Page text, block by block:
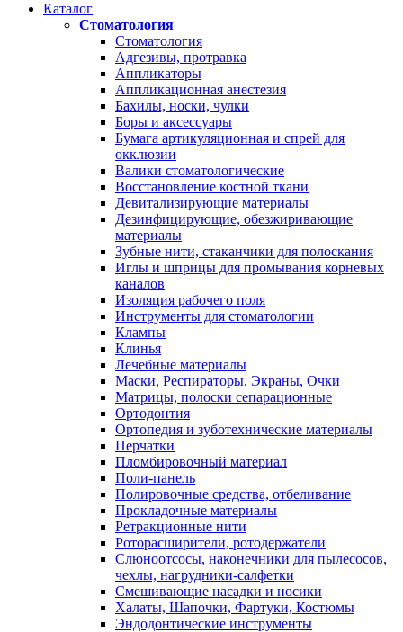
Каталог
Стоматология
Стоматология
Адгезивы, протравка
Аппликаторы
Аппликационная анестезия
Бахилы, носки, чулки
Боры и аксессуары
Бумага артикуляционная и спрей для
окклюзии
Валики стоматологические
Восстановление костной ткани
Девитализирующие материалы
Дезинфицирующие, обезжиривающие
материалы
Зубные нити, стаканчики для полоскания
Иглы и шприцы для промывания корневых
каналов
Изоляция рабочего поля
Инструменты для стоматологии
Клампы
Клинья
Лечебные материалы
Маски, Респираторы, Экраны, Очки
Матрицы, полоски сепарационные
Ортодонтия
Ортопедия и зуботехнические материалы
Перчатки
Пломбировочный материал
Поли-панель
Полировочные средства, отбеливание
Прокладочные материалы
Ретракционные нити
Роторасширители, ротодержатели
Слюноотсосы, наконечники для пылесосов,
чехлы, нагрудники-салфетки
Смешивающие насадки и носики
Халаты, Шапочки, Фартуки, Костюмы
Эндодонтические инструменты